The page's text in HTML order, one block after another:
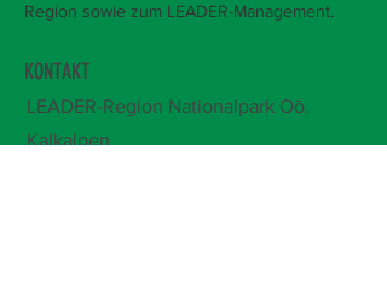
Region sowie zum LEADER-Management.
KONTAKT
LEADER-Region Nationalpark Oö.
Kalkalpen